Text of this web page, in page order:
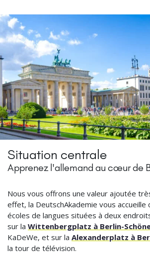
Situation centrale
Apprenez l'allemand au cœur de
Nous vous offrons une valeur ajoutée
effet, la DeutschAkademie vous accueille
écoles de langues situées à deux
sur la Wittenbergplatz à Berlin-
KaDeWe, et sur la Alexanderplatz à
la tour de télévision.